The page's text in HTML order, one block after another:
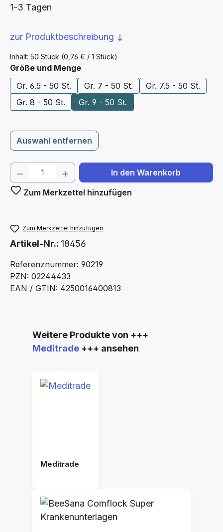
Inhalt: 50 Stück (0,76 € / 1 Stück)
1-3 Tagen
zur Produktbeschreibung
Größe und Mengeauswählen
Gr. 6.5 - 50 St.
Gr. 7 - 50 St.
Gr. 7.5 - 50 St.
Gr. 8 - 50 St.
Gr. 9 - 50 St.
Auswahl entfernen
Produkt Anzahl: Gib den gewünschten
In den Warenkorb
Zum Merkzettel hinzufügen
Zum Merkzettel hinzufügen
Artikel-Nr.: 18456
Referenznummer: 90219
PZN: 02244433
EAN / GTIN: 4250016400813
Produktgalerie überspringen
Weitere Produkte von +++
Meditrade +++ ansehen
Meditrade